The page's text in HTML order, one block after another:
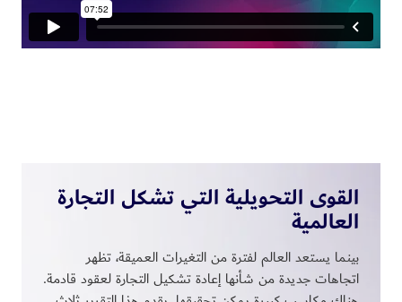
القوى التحويلية التي تشكل التجارة
العالمية
بينما يستعد العالم لفترة من التغيرات العميقة، تظهر
اتجاهات جديدة من شأنها إعادة تشكيل التجارة لعقود قادمة.